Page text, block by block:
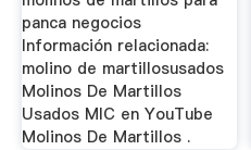
panca negocios
Información relacionada:
molino de martillosusados
Molinos De Martillos
Usados MIC en YouTube
Molinos De Martillos .